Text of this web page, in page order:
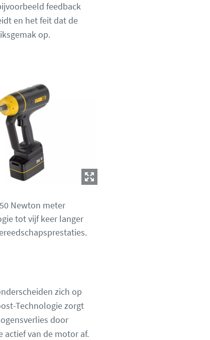
feedback
en het feit dat de
op.
Newton meter
tot vijf keer langer
zich op
Technologie zorgt
door
van de motor af.